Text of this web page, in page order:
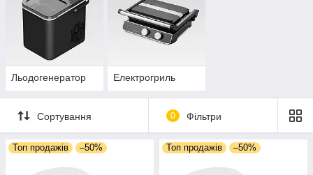
Льодогенератор Електрогриль
Сортування 0 Фільтри
Топ продажів –50% Топ продажів –50%